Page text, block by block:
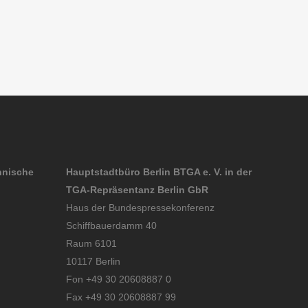
Hauptstadtbüro Berlin BTGA e. V. in der
TGA-Repräsentanz Berlin GbR
Haus der Bundespressekonferenz
Schiffbauerdamm 40
Raum 6101
10117 Berlin
Fon +49 30 20608887 0
Fax +49 30 20608887 99